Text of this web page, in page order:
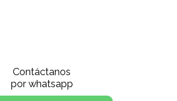
Contáctanos
por whatsapp